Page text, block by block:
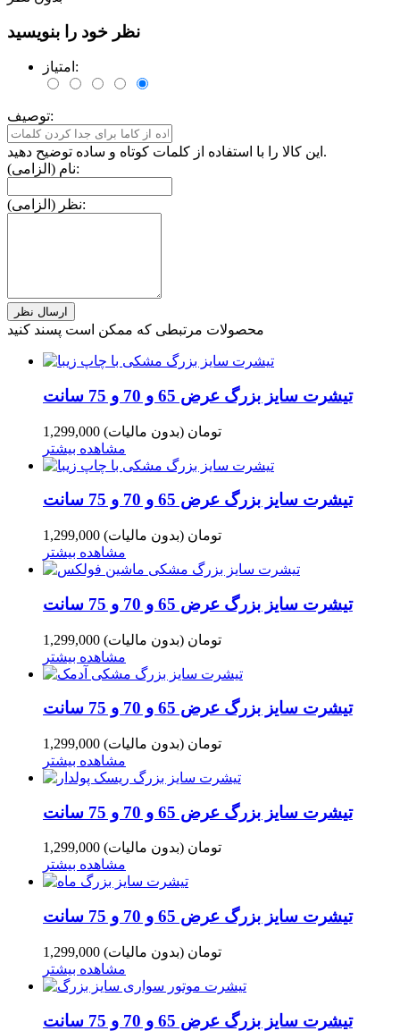
نظر خود را بنویسید
امتیاز:
توصیف:
این کالا را با استفاده از کلمات کوتاه و ساده توضیح دهید.
نام (الزامی):
نظر (الزامی):
محصولات مرتبطی که ممکن است پسند کنید
تیشرت سایز بزرگ عرض 65 و 70 و 75 سانت
1,299,000 تومان (بدون مالیات)
مشاهده بیشتر
تیشرت سایز بزرگ عرض 65 و 70 و 75 سانت
1,299,000 تومان (بدون مالیات)
مشاهده بیشتر
تیشرت سایز بزرگ عرض 65 و 70 و 75 سانت
1,299,000 تومان (بدون مالیات)
مشاهده بیشتر
تیشرت سایز بزرگ عرض 65 و 70 و 75 سانت
1,299,000 تومان (بدون مالیات)
مشاهده بیشتر
تیشرت سایز بزرگ عرض 65 و 70 و 75 سانت
1,299,000 تومان (بدون مالیات)
مشاهده بیشتر
تیشرت سایز بزرگ عرض 65 و 70 و 75 سانت
1,299,000 تومان (بدون مالیات)
مشاهده بیشتر
تیشرت سایز بزرگ عرض 65 و 70 و 75 سانت